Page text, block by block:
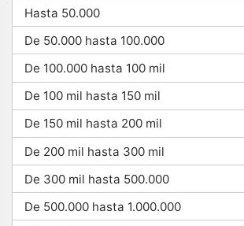
Hasta 50.000
De 50.000 hasta 100.000
De 100.000 hasta 100 mil
De 100 mil hasta 150 mil
De 150 mil hasta 200 mil
De 200 mil hasta 300 mil
De 300 mil hasta 500.000
De 500.000 hasta 1.000.000